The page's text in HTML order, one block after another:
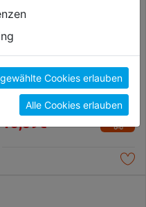
Wurfschaufel 0,9kg o. Stiel
15,59€
von Drittanbieter,
verarbeitet.
erlauben" stimmst du
zu. Unter "Details
zu den
"Cookies
welche Cookies
nicht.
Cookies erlauben
Alle Cookies erlauben